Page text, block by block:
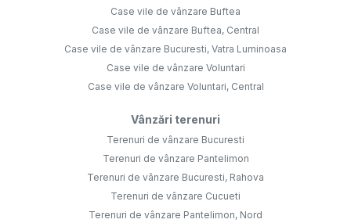
Case vile de vânzare Buftea
Case vile de vânzare Buftea, Central
Case vile de vânzare Bucuresti, Vatra Luminoasa
Case vile de vânzare Voluntari
Case vile de vânzare Voluntari, Central
Vânzări terenuri
Terenuri de vânzare Bucuresti
Terenuri de vânzare Pantelimon
Terenuri de vânzare Bucuresti, Rahova
Terenuri de vânzare Cucueti
Terenuri de vânzare Pantelimon, Nord